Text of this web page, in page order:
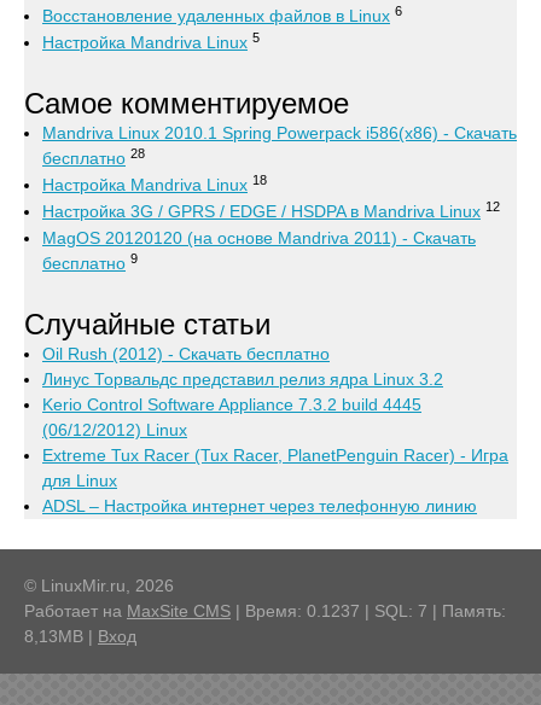
Восстановление удаленных файлов в Linux 6
Настройка Mandriva Linux 5
Самое комментируемое
Mandriva Linux 2010.1 Spring Powerpack i586(x86) - Скачать
бесплатно 28
Настройка Mandriva Linux 18
Настройка 3G / GPRS / EDGE / HSDPA в Mandriva Linux 12
MagOS 20120120 (на основе Mandriva 2011) - Скачать
бесплатно 9
Случайные статьи
Oil Rush (2012) - Скачать бесплатно
Линус Торвальдс представил релиз ядра Linux 3.2
Kerio Control Software Appliance 7.3.2 build 4445
(06/12/2012) Linux
Extreme Tux Racer (Tux Racer, PlanetPenguin Racer) - Игра
для Linux
ADSL – Настройка интернет через телефонную линию
© LinuxMir.ru, 2026
Работает на MaxSite CMS | Время: 0.1237 | SQL: 7 | Память:
8,13MB | Вход